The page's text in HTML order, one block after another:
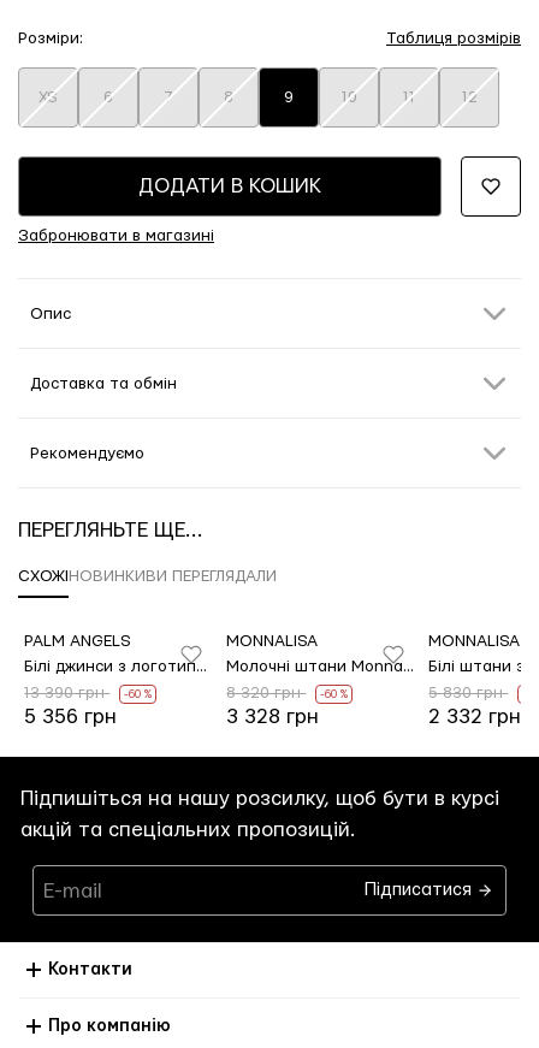
Розміри:
XS 6 7 8 9 10 11 12
Таблиця розмірів
ДОДАТИ В КОШИК
Забронювати в магазині
Опис
Доставка та обмін
Рекомендуємо
ПЕРЕГЛЯНЬТЕ ЩЕ...
СХОЖІНОВИНКИВИ ПЕРЕГЛЯДАЛИ
PALM ANGELS
Білі джинси з логотипом Palm Angels з бавовни
13 390 грн
-60 %
5 356 грн
MONNALISA
Молочні штани Monnalisa з бавовни та еластану
8 320 грн
-60 %
3 328 грн
MONNALISA
5 830 грн
2 332 грн
Підпишіться на нашу розсилку, щоб бути в курсі
акцій та спеціальних пропозицій.
Підписатися
Контакти
Про компанію